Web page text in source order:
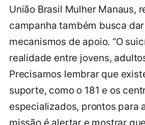
União Brasil Mulher Manaus,
campanha também busca
mecanismos de apoio. “O
realidade entre jovens,
Precisamos lembrar que
suporte, como o 181 e os
especializados, prontos para